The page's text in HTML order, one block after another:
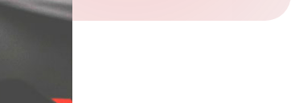
Receber newsletter